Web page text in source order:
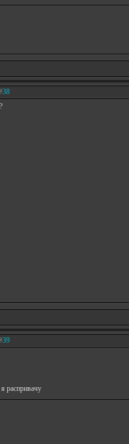
38
39
распривачу